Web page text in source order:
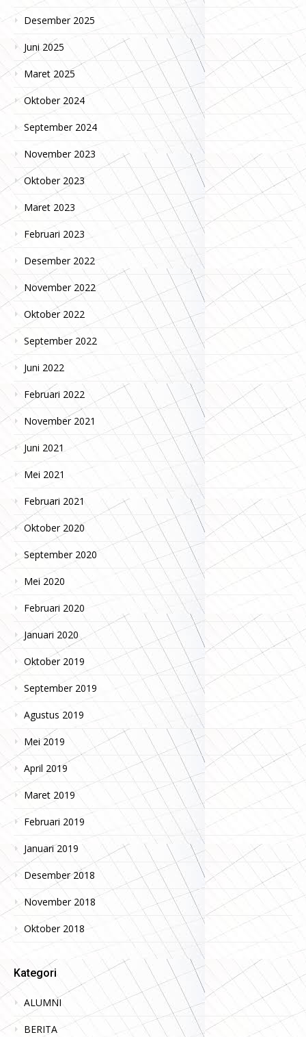
Desember 2025
Juni 2025
Maret 2025
Oktober 2024
September 2024
November 2023
Oktober 2023
Maret 2023
Februari 2023
Desember 2022
November 2022
Oktober 2022
September 2022
Juni 2022
Februari 2022
November 2021
Juni 2021
Mei 2021
Februari 2021
Oktober 2020
September 2020
Mei 2020
Februari 2020
Januari 2020
Oktober 2019
September 2019
Agustus 2019
Mei 2019
April 2019
Maret 2019
Februari 2019
Januari 2019
Desember 2018
November 2018
Oktober 2018
Kategori
ALUMNI
BERITA